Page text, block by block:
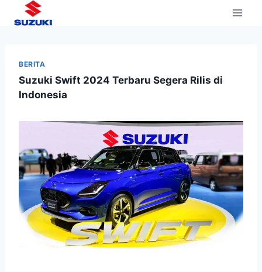
BERITA
Suzuki Swift 2024 Terbaru Segera Rilis di
Indonesia